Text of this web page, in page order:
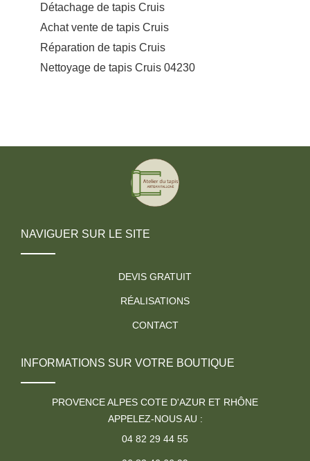
Détachage de tapis Cruis
Achat vente de tapis Cruis
Réparation de tapis Cruis
Nettoyage de tapis Cruis 04230
NAVIGUER SUR LE SITE
DEVIS GRATUIT
RÉALISATIONS
CONTACT
INFORMATIONS SUR VOTRE BOUTIQUE
PROVENCE ALPES COTE D'AZUR ET RHÔNE
APPELEZ-NOUS AU :
04 82 29 44 55